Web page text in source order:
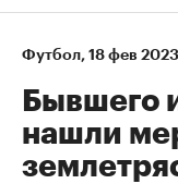
Футбол⁠, 18 фев
Бывшего
нашли